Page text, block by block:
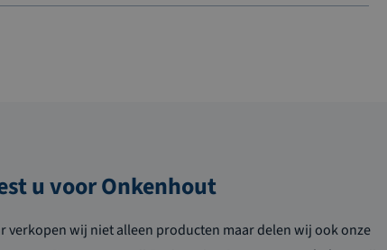
u voor Onkenhout
verkopen wij niet alleen producten maar delen wij ook onze